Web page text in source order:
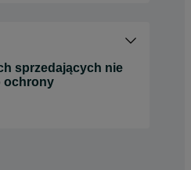
sprzedających nie
ochrony